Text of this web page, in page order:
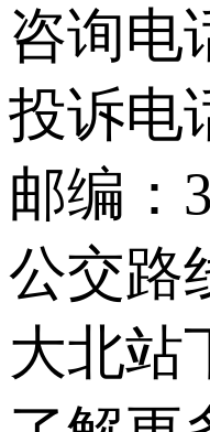
咨询电
投诉电
邮编：
公交路
大北站